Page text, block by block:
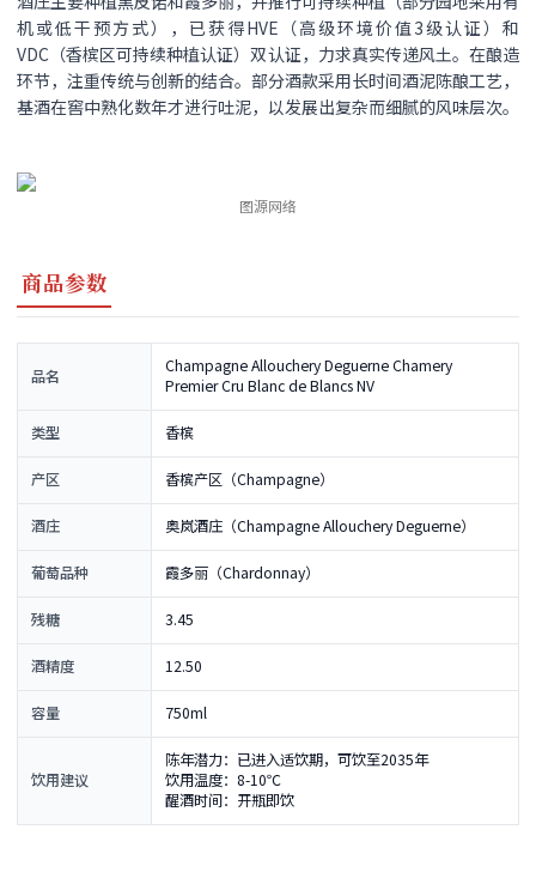
机或低干预方式），已获得HVE（高级环境价值3级认证）和
VDC（香槟区可持续种植认证）双认证，力求真实传递风土。在酿造
环节，注重传统与创新的结合。部分酒款采用长时间酒泥陈酿工艺，
基酒在窖中熟化数年才进行吐泥，以发展出复杂而细腻的风味层次。
图源网络
商品参数
品名
Champagne Allouchery Deguerne Chamery
Premier Cru Blanc de Blancs NV
类型 香槟
产区 香槟产区（Champagne）
酒庄 奥岚酒庄（Champagne Allouchery Deguerne）
葡萄品种 霞多丽（Chardonnay）
残糖 3.45
酒精度 12.50
容量 750ml
饮用建议
陈年潜力：已进入适饮期，可饮至2035年
饮用温度：8-10℃
醒酒时间：开瓶即饮